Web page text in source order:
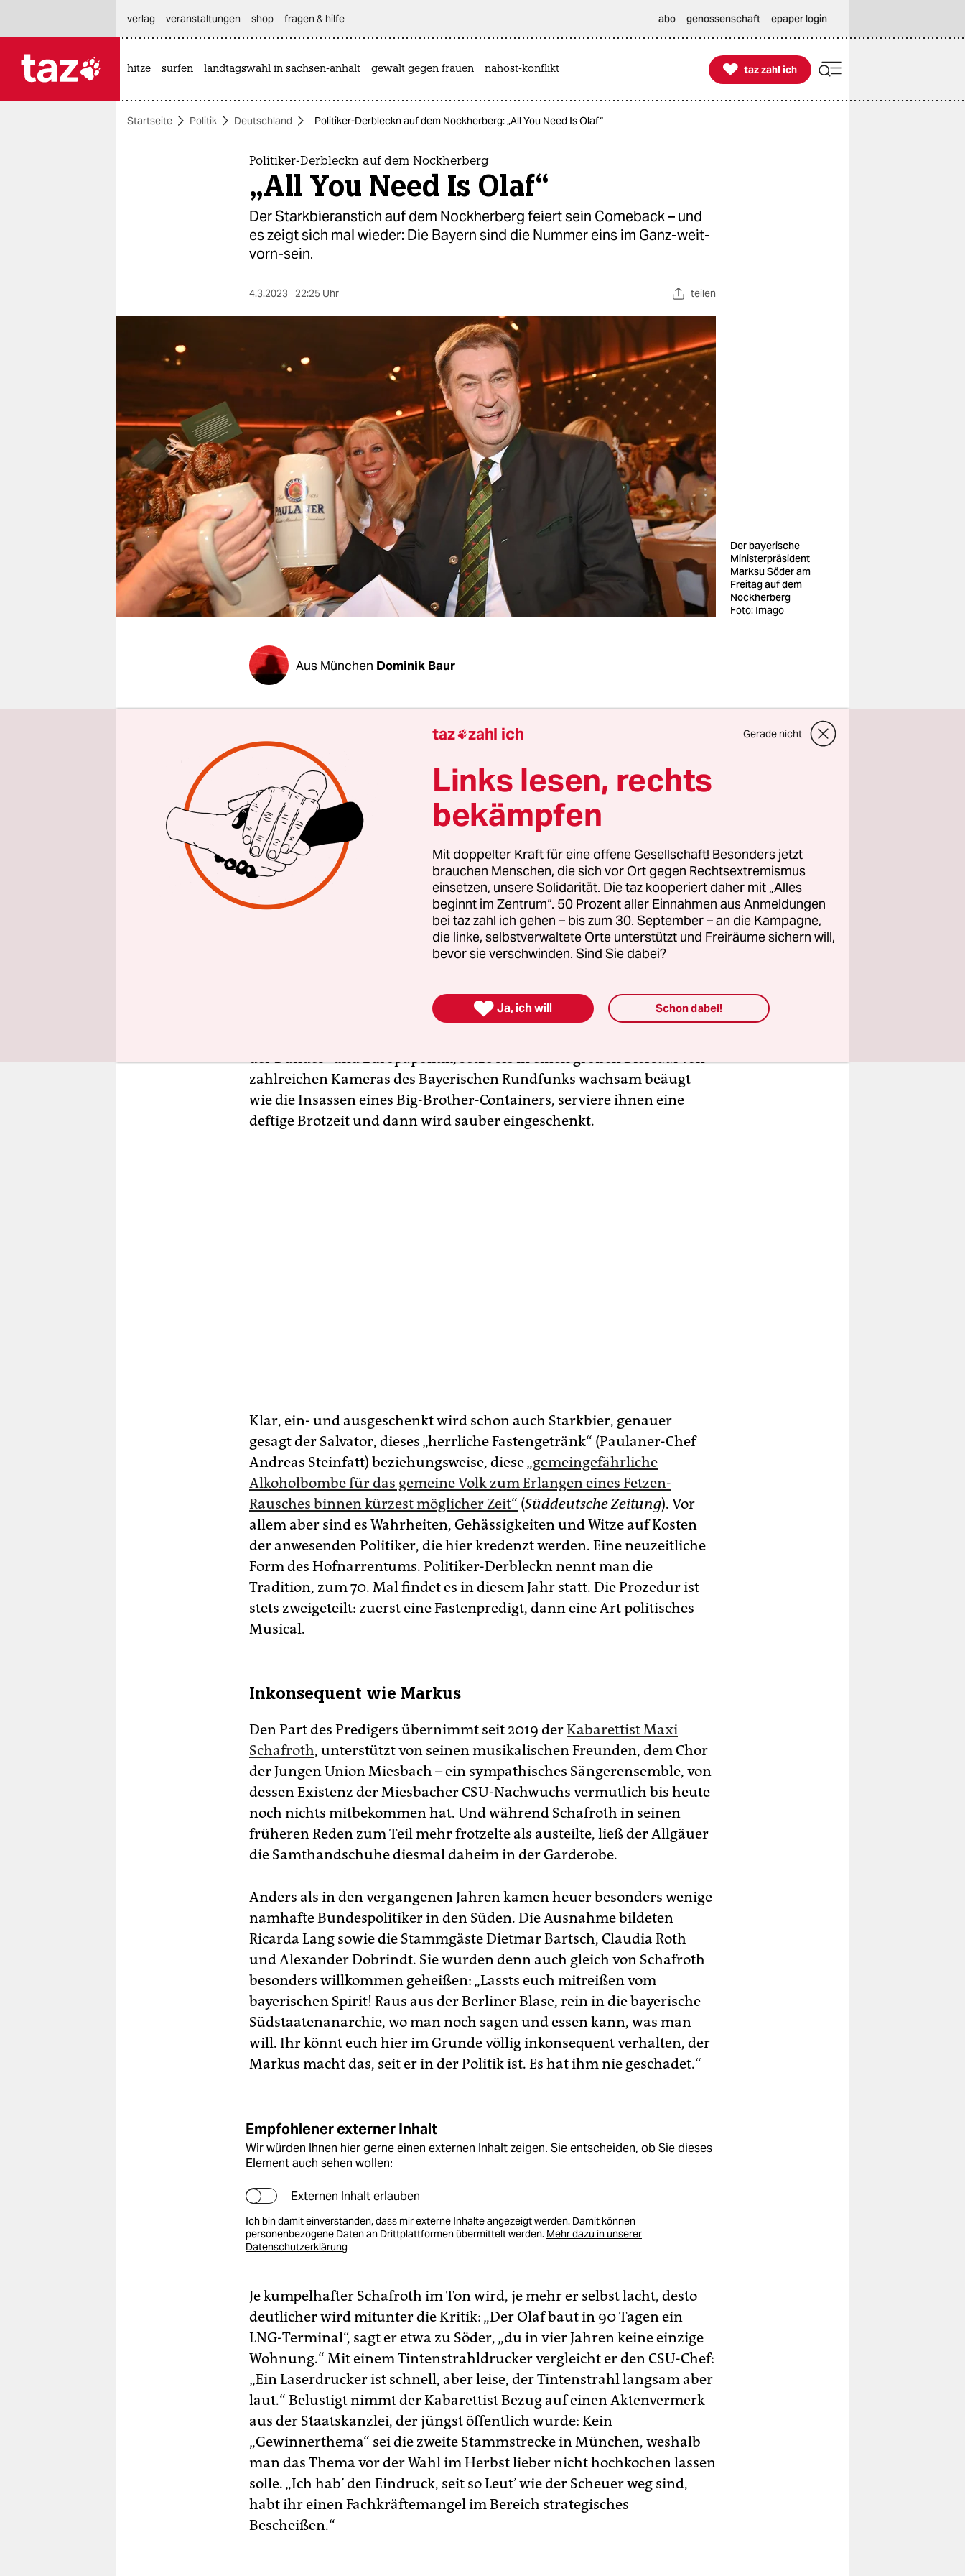
themen
verlag
verlag
veranstaltungen
shop
fragen & hilfe
unterstützen
abo
genossenschaft
verlag
veranstaltungen shop fragen & hilfe abo genossenschaft epaper login
hitze surfen landtagswahl in sachsen-anhalt gewalt gegen frauen nahost-konflikt 
taz zahl ich
taz zahl ich
Startseite Politik Deutschland Politiker-Derbleckn auf dem Nockherberg: „All You Need Is Olaf“
Politiker-Derbleckn auf dem Nockherberg
„All You Need Is Olaf“
Der Starkbieranstich auf dem Nockherberg feiert sein Comeback – und
es zeigt sich mal wieder: Die Bayern sind die Nummer eins im Ganz-weit-
vorn-sein.
4.3.2023 22:25 Uhr teilen
Der bayerische
Ministerpräsident
Marksu Söder am
Freitag auf dem
Nockherberg
Foto: Imago
Aus München Dominik Baur
Es ist eines dieser Rituale, die für so manche im Norden beheimateten
Zeitgenossen nur schwer zu begreifen sind und doch auch auf diese
immer wieder eine gewisse Anziehungskraft ausüben, und sei diese
auch nur der Faszination für das Brauchtum dieses vermeintlich
indigenen Stammes. Hierzulande hingegen gehört er zu den letzten
Straßenfegern, erreicht für heutige Verhältnisse schwindelerregende
Einschaltquoten (1,9 Millionen Zuschauer waren es in diesem Jahr),
wird hinterher in Sondersendungen eingehend analysiert und
beherrscht das Tagesgespräch: der Starkbieranstich amNockherberg.
Vier Jahre lang mussten die Bayern nun pandemie- und kriegsbedingt
auf dieses Spektakel verzichten (von einer virtuellen
wieder statt und – so viel Euphorie sei gestattet – es war eine würdige
Rückkehr. Das Konzept ist im Prinzip nicht weiter kompliziert: Man
der Bundes- und Europapolitik, setze sie in einen großen Biersaal von
zahlreichen Kameras des Bayerischen Rundfunks wachsam beäugt
wie die Insassen eines Big-Brother-Containers, serviere ihnen eine
deftige Brotzeit und dann wird sauber eingeschenkt.
Klar, ein- und ausgeschenkt wird schon auch Starkbier, genauer
gesagt der Salvator, dieses „herrliche Fastengetränk“ (Paulaner-Chef
Andreas Steinfatt) beziehungsweise, diese„gemeingefährliche
Alkoholbombe für das gemeine Volk zum Erlangen eines Fetzen-
Rausches binnen kürzest möglicher Zeit“ (Süddeutsche Zeitung). Vor
allem aber sind es Wahrheiten, Gehässigkeiten und Witze auf Kosten
der anwesenden Politiker, die hier kredenzt werden. Eine neuzeitliche
Form des Hofnarrentums. Politiker-Derbleckn nennt man die
Tradition, zum 70. Mal findet es in diesem Jahr statt. Die Prozedur ist
stets zweigeteilt: zuerst eine Fastenpredigt, dann eine Art politisches
Musical.
Inkonsequent wie Markus
Den Part des Predigers übernimmt seit 2019 derKabarettist Maxi
Schafroth, unterstützt von seinen musikalischen Freunden, dem Chor
der Jungen Union Miesbach – ein sympathisches Sängerensemble, von
dessen Existenz der Miesbacher CSU-Nachwuchs vermutlich bis heute
noch nichts mitbekommen hat. Und während Schafroth in seinen
früheren Reden zum Teil mehr frotzelte als austeilte, ließ der Allgäuer
die Samthandschuhe diesmal daheim in der Garderobe.
Anders als in den vergangenen Jahren kamen heuer besonders wenige
namhafte Bundespolitiker in den Süden. Die Ausnahme bildeten
Ricarda Lang sowie die Stammgäste Dietmar Bartsch, Claudia Roth
und Alexander Dobrindt. Sie wurden denn auch gleich von Schafroth
besonders willkommen geheißen: „Lassts euch mitreißen vom
bayerischen Spirit! Raus aus der Berliner Blase, rein in die bayerische
Südstaatenanarchie, wo man noch sagen und essen kann, was man
will. Ihr könnt euch hier im Grunde völlig inkonsequent verhalten, der
Markus macht das, seit er in der Politik ist. Es hat ihm nie geschadet.“
Empfohlener externer Inhalt
Wir würden Ihnen hier gerne einen externen Inhalt zeigen. Sie entscheiden, ob Sie dieses
Element auch sehen wollen:
Externen Inhalt erlauben
Ich bin damit einverstanden, dass mir externe Inhalte angezeigt werden. Damit können
personenbezogene Daten an Drittplattformen übermittelt werden. Mehr dazu in unserer
Datenschutzerklärung
Je kumpelhafter Schafroth im Ton wird, je mehr er selbst lacht, desto
deutlicher wird mitunter die Kritik: „Der Olaf baut in 90 Tagen ein
LNG-Terminal“, sagt er etwa zu Söder, „du in vier Jahren keine einzige
Wohnung.“ Mit einem Tintenstrahldrucker vergleicht er den CSU-Chef:
„Ein Laserdrucker ist schnell, aber leise, der Tintenstrahl langsam aber
laut.“ Belustigt nimmt der Kabarettist Bezug auf einen Aktenvermerk
aus der Staatskanzlei, der jüngst öffentlich wurde: Kein
„Gewinnerthema“ sei die zweite Stammstrecke in München, weshalb
man das Thema vor der Wahl im Herbst lieber nicht hochkochen lassen
solle. „Ich hab’ den Eindruck, seit so Leut’ wie der Scheuer weg sind,
habt ihr einen Fachkräftemangel im Bereich strategisches
Bescheißen.“
taz zahl ich Gerade nicht
Links lesen, rechts
bekämpfen
Mit doppelter Kraft für eine offene Gesellschaft! Besonders jetzt
brauchen Menschen, die sich vor Ort gegen Rechtsextremismus
einsetzen, unsere Solidarität. Die taz kooperiert daher mit „Alles
beginnt im Zentrum“. 50 Prozent aller Einnahmen aus Anmeldungen
bei taz zahl ich gehen – bis zum 30. September – an die Kampagne,
die linke, selbstverwaltete Orte unterstützt und Freiräume sichern will,
bevor sie verschwinden. Sind Sie dabei?
 Ja, ich will Schon dabei!